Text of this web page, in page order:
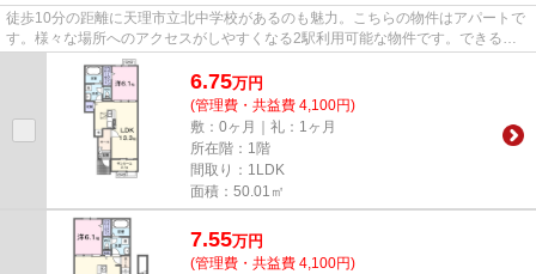
徒歩10分の距離に天理市立北中学校があるのも魅力。こちらの物件はアパートで
す。様々な場所へのアクセスがしやすくなる2駅利用可能な物件です。できるだ
け早めに不動産情報を集めたい...
6.75万円
(管理費・共益費 4,100円)
敷：0ヶ月｜礼：1ヶ月
所在階：1階
間取り：1LDK
面積：50.01㎡
7.55万円
(管理費・共益費 4,100円)